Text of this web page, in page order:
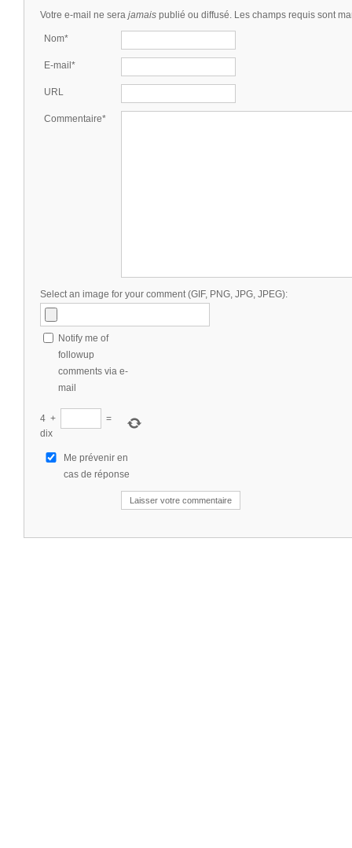
Votre e-mail ne sera jamais publié ou diffusé. Les champs requis sont
Nom*
E-mail*
URL
Commentaire*
Select an image for your comment (GIF, PNG, JPG, JPEG):
Notify me of
followup
comments via e-
mail
4 +
=
dix
Me prévenir en
cas de réponse